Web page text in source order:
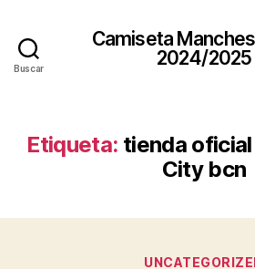
Buscar
Camiseta
2024/2025
Etiqueta: tienda
City bcn